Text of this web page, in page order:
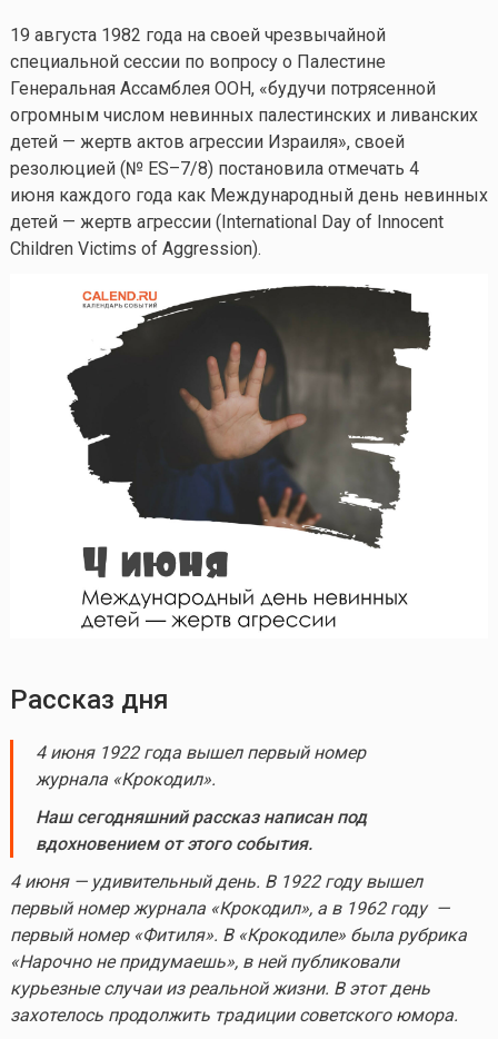
19 августа 1982 года на своей чрезвычайной
специальной сессии по вопросу о Палестине
Генеральная Ассамблея ООН, «будучи потрясенной
огромным числом невинных палестинских и ливанских
детей — жертв актов агрессии Израиля», своей
резолюцией (№ ES–7/8) постановила отмечать 4
июня каждого года как Международный день невинных
детей — жертв агрессии (International Day of Innocent
Children Victims of Aggression).
Рассказ дня
4 июня 1922 года вышел первый номер
журнала «Крокодил».
Наш сегодняшний рассказ написан под
вдохновением от этого события.
4 июня — удивительный день. В 1922 году вышел
первый номер журнала «Крокодил», а в 1962 году —
первый номер «Фитиля». В «Крокодиле» была рубрика
«Нарочно не придумаешь», в ней публиковали
курьезные случаи из реальной жизни. В этот день
захотелось продолжить традиции советского юмора.